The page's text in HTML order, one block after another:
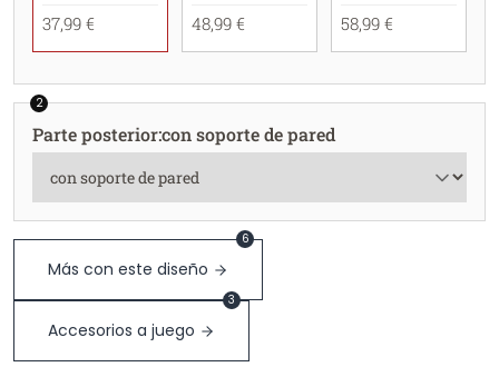
37,99 € 48,99 € 58,99 €
2
Parte posterior:con soporte de pared
Más con este diseño
6
Accesorios a juego
3